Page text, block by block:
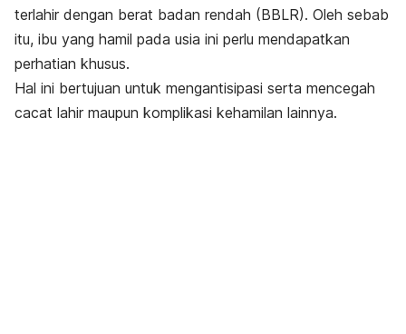
terlahir dengan berat badan rendah (BBLR). Oleh sebab
itu, ibu yang hamil pada usia ini perlu mendapatkan
perhatian khusus.
Hal ini bertujuan untuk mengantisipasi serta mencegah
cacat lahir maupun komplikasi kehamilan lainnya.